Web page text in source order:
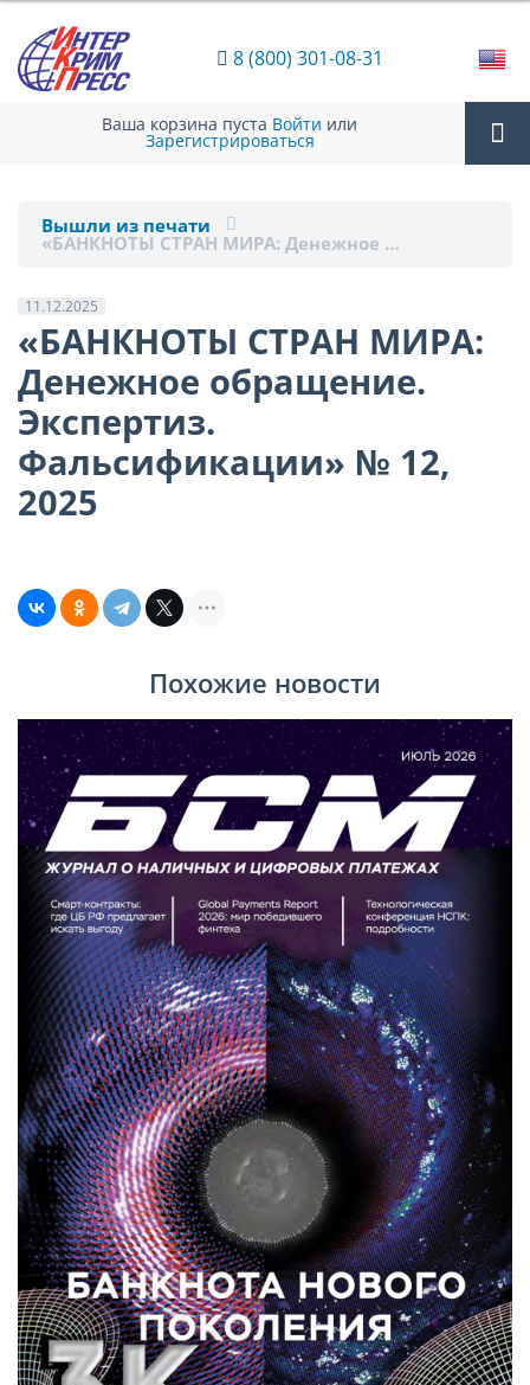
8 (800) 301-08-31
Ваша корзина пуста Войти или
Зарегистрироваться
Вышли из печати
«БАНКНОТЫ СТРАН МИРА: Денежное …
11.12.2025
«БАНКНОТЫ СТРАН МИРА:
Денежное обращение.
Экспертиз.
Фальсификации» № 12,
2025
Похожие новости